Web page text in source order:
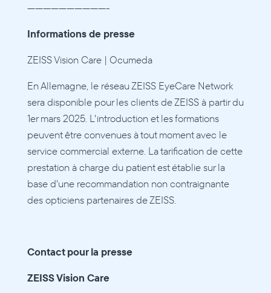
——————————-
Informations de presse
ZEISS Vision Care | Ocumeda
En Allemagne, le réseau ZEISS EyeCare Network
sera disponible pour les clients de ZEISS à partir du
1er mars 2025. L'introduction et les formations
peuvent être convenues à tout moment avec le
service commercial externe. La tarification de cette
prestation à charge du patient est établie sur la
base d'une recommandation non contraignante
des opticiens partenaires de ZEISS.
Contact pour la presse
ZEISS Vision Care